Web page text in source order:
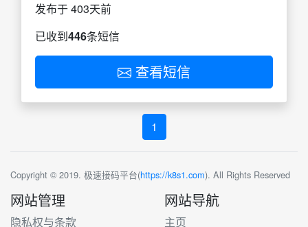
发布于 403天前
已收到446条短信
查看短信
1
Copyright © 2019. 极速接码平台(https://k8s1.com). All Rights Reserved
网站管理
隐私权与条款
网站导航
主页